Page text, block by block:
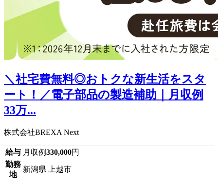
＼社宅費無料◎おトクな新生活をスタ
ート！／電子部品の製造補助｜月収例
33万...
株式会社BREXA Next
給与 月収例330,000円
勤務
地
新潟県 上越市